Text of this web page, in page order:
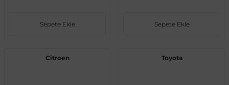
Sepete Ekle Sepete Ekle
Citroen Toyota